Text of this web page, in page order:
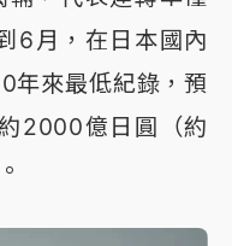
6月，在日本國內
年來最低紀錄，預
2000億日圓（約